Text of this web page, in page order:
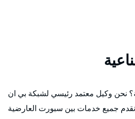
نحن وكيل معتمد رئيسي لشبكة بي ان
جميع خدمات بين سبورت العارضية